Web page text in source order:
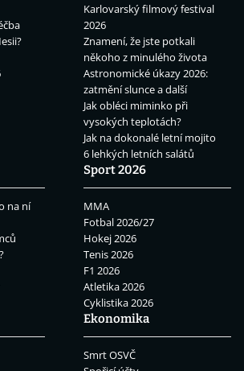
Karlovarský filmový festival
2026
Znamení, že jste potkali
někoho z minulého života
Astronomické úkazy 2026:
zatmění slunce a další
Jak obléci miminko při
vysokých teplotách?
Jak na dokonalé letní mojito
6 lehkých letních salátů
na ní
Sport 2026
MMA
Fotbal 2026/27
Hokej 2026
Tenis 2026
F1 2026
Atletika 2026
Cyklistika 2026
Ekonomika
Smrt OSVČ